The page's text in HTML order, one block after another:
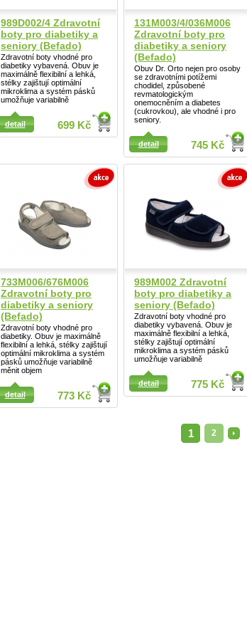
989D002/4 Zdravotní
boty pro diabetiky a
seniory (Befado)
Zdravotní boty vhodné pro
diabetiky vybavená. Obuv je
maximálně flexibilní a lehká,
stélky zajištují optimální
mikroklima a systém pásků
umožňuje variabilně
699 Kč
detail
131M003/4/036M006
Zdravotní boty pro
diabetiky a seniory
(Befado)
Obuv Dr. Orto nejen pro osoby
se zdravotními potížemi
chodidel, způsobené
revmatologickým
onemocněním a diabetes
(cukrovkou), ale vhodné i pro
seniory.
745 Kč
detail
733M006/676M006
Zdravotní boty pro
diabetiky a seniory
(Befado)
Zdravotní boty vhodné pro
diabetiky. Obuv je maximálně
flexibilní a lehká, stélky zajištují
optimální mikroklima a systém
pásků umožňuje variabilně
měnit objem
773 Kč
detail
989M002 Zdravotní
boty pro diabetiky a
seniory (Befado)
Zdravotní boty vhodné pro
diabetiky vybavená. Obuv je
maximálně flexibilní a lehká,
stélky zajištují optimální
mikroklima a systém pásků
umožňuje variabilně
775 Kč
detail
1 2 >
Detail
Detail